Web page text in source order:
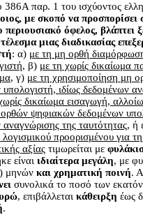
παρ. 1 του ισχύοντος
με σκοπό να προσπορίσει
όφελος, βλάπτει
μιας διαδικασίας
: α) με τη μη ορθή
, β) με τη χωρίς δικαίωμα
, γ) με τη χρησιμοποίηση μη
ιδίως δεδομένων
δικαίωμα εισαγωγή,
ψηφιακών δεδομένων
της ταυτότητας, ή
προορισμένου για
αξίας τιμωρείται με
είναι ιδιαίτερα μεγάλη, με
μηνών και χρηματική ποινή.
συνολικά το ποσό των εκατόν
, επιβάλλεται κάθειρξη έως
.